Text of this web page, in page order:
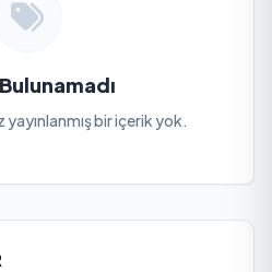
bir içerik yok.